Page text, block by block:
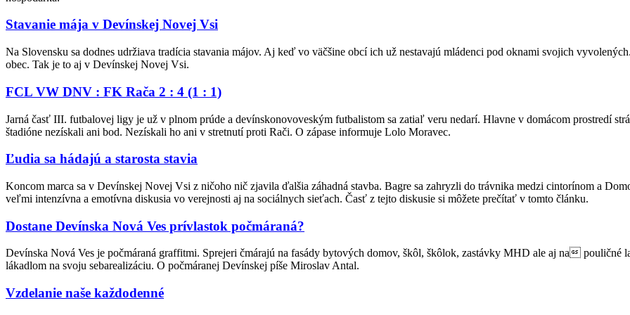
Stavanie mája v Devínskej Novej Vsi
Na Slovensku sa dodnes udržiava tradícia stavania májov. Aj keď vo väčšine obcí ich už nestavajú mládenci pod oknami svojich
obec. Tak je to aj v Devínskej Novej Vsi.
FCL VW DNV : FK Rača 2 : 4 (1 : 1)
Jarná časť III. futbalovej ligy je už v plnom prúde a devínskonovoveským futbalistom sa zatiaľ veru nedarí. Hlavne v domácom prostredí
štadióne nezískali ani bod. Nezískali ho ani v stretnutí proti Rači. O zápase informuje Lolo Moravec.
Ľudia sa hádajú a starosta stavia
Koncom marca sa v Devínskej Novej Vsi z ničoho nič zjavila ďalšia záhadná stavba. Bagre sa zahryzli do trávnika medzi cintorínom a
veľmi intenzívna a emotívna diskusia vo verejnosti aj na sociálnych sieťach. Časť z tejto diskusie si môžete prečítať v tomto článku.
Dostane Devínska Nová Ves prívlastok počmáraná?
Devínska Nová Ves je počmáraná graffitmi. Sprejeri čmárajú na fasády bytových domov, škôl, škôlok, zastávky MHD ale aj na
lákadlom na svoju sebarealizáciu. O počmáranej Devínskej píše Miroslav Antal.
Vzdelanie naše každodenné